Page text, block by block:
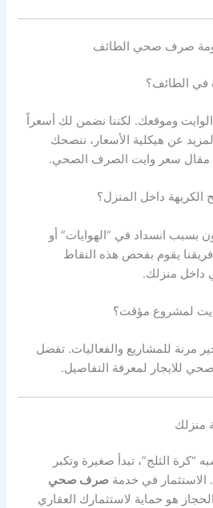
صرف صحي الطائف
في الطائف؟
وموقعك. لكننا نضمن لك أسعراً
عن هيكلية الأسعار، ننصحك
مقال سعر وايت الصرف الصحي.
داخل المنزل؟
بسبب انسداد في “الهوايات” أو
يقوم بفحص هذه النقاط
داخل منزلك.
لمشروع مؤقت؟
مرنة للمشاريع والفعاليات. تفضل
للايجار لمعرفة التفاصيل.
منزلك
الثلج”، تبدأ صغيرة وتكبر
الاستثمار في خدمة صرف صحي
هو حماية لاستثمارك العقاري